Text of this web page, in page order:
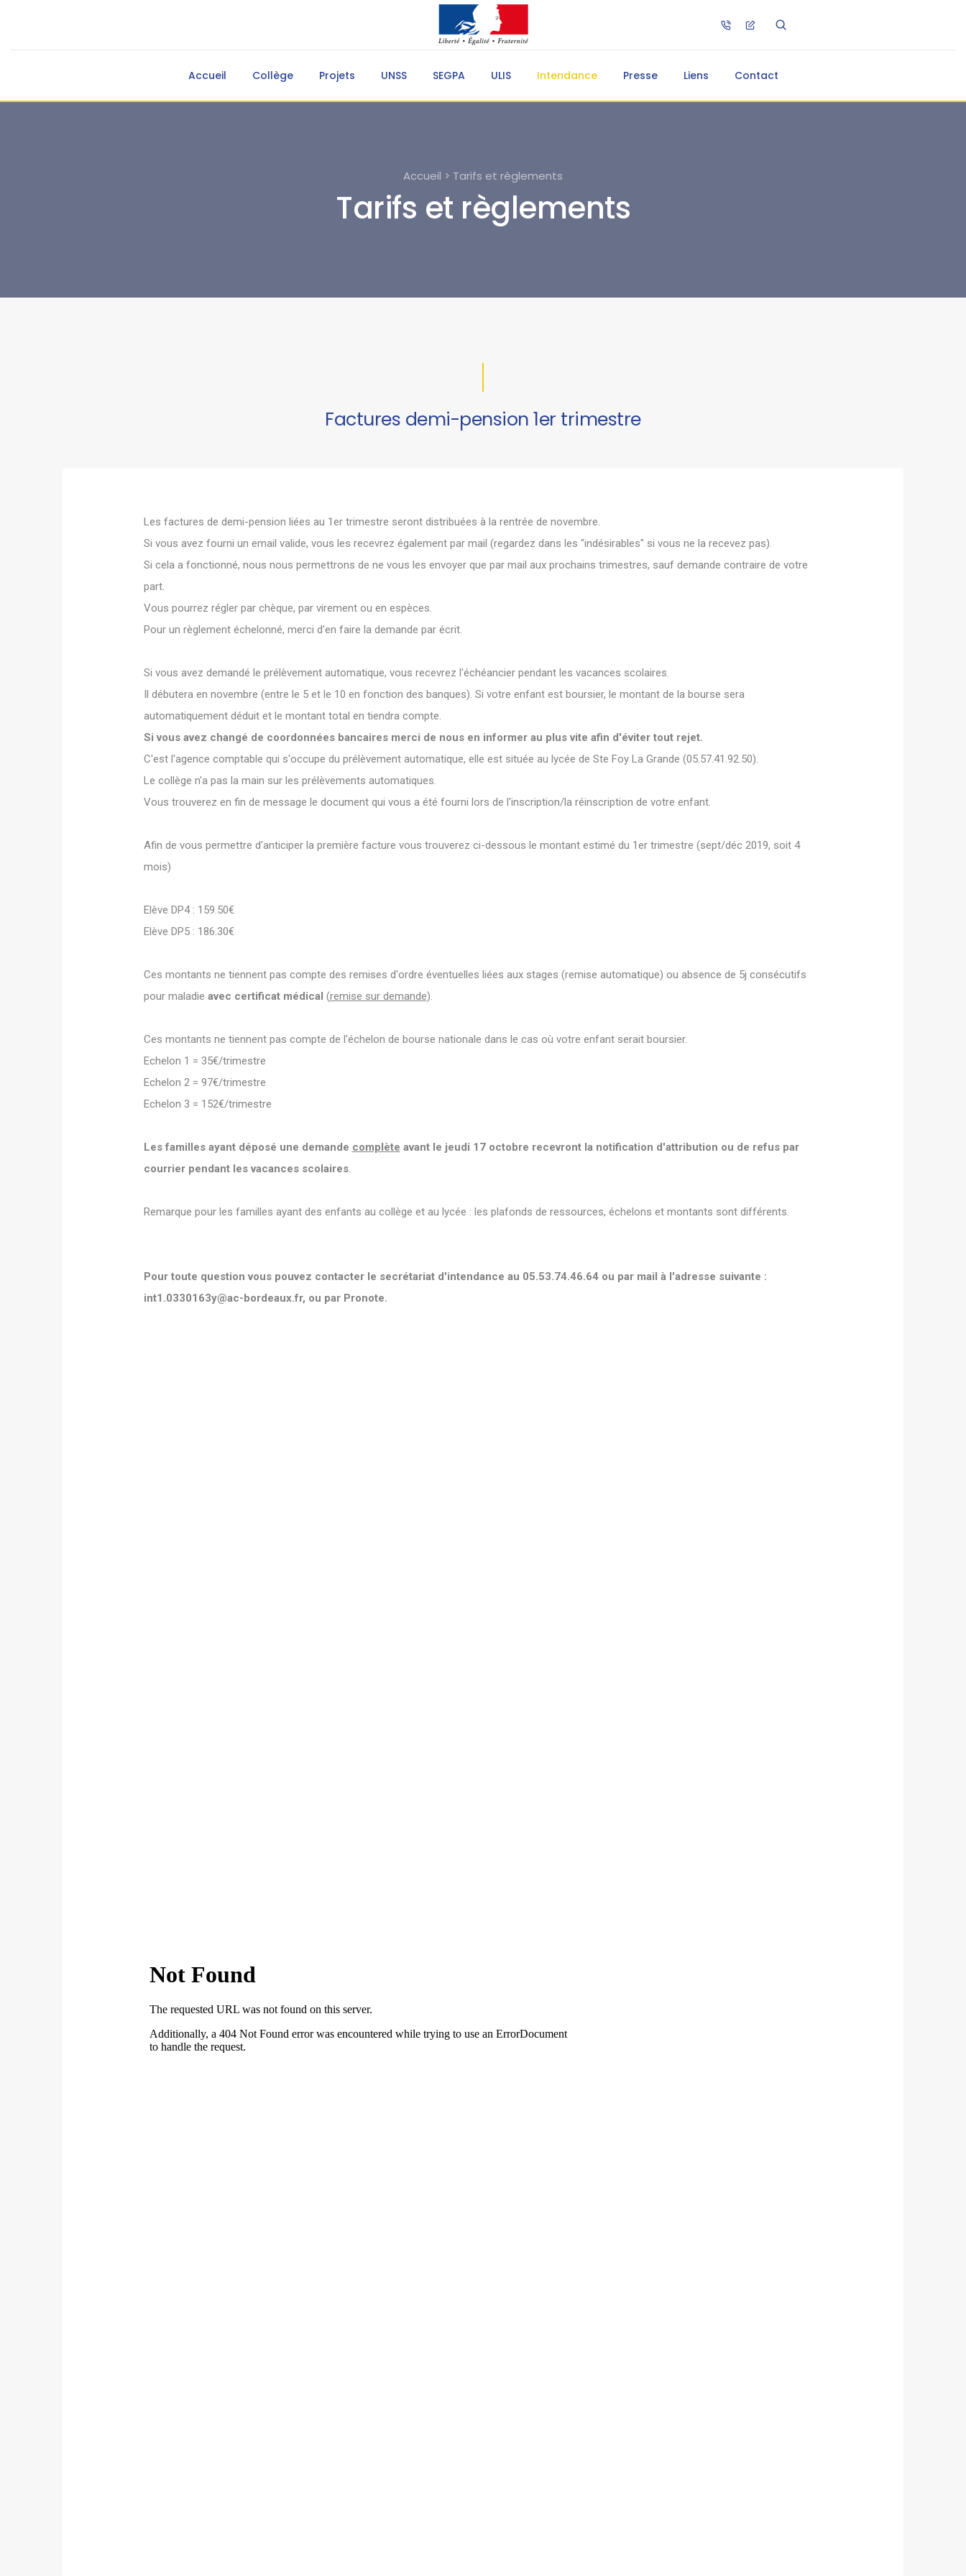
Accueil Collège Projets UNSS SEGPA ULIS Intendance Presse Liens Contact
Accueil > Tarifs et règlements
Tarifs et règlements
Factures demi-pension 1er trimestre
Les factures de demi-pension liées au 1er trimestre seront distribuées à la rentrée de novembre.
Si vous avez fourni un email valide, vous les recevrez également par mail (regardez dans les "indésirables" si vous ne la recevez pas).
Si cela a fonctionné, nous nous permettrons de ne vous les envoyer que par mail aux prochains trimestres, sauf demande contraire de votre
part.
Vous pourrez régler par chèque, par virement ou en espèces.
Pour un règlement échelonné, merci d'en faire la demande par écrit.
Si vous avez demandé le prélèvement automatique, vous recevrez l'échéancier pendant les vacances scolaires.
Il débutera en novembre (entre le 5 et le 10 en fonction des banques). Si votre enfant est boursier, le montant de la bourse sera
automatiquement déduit et le montant total en tiendra compte.
Si vous avez changé de coordonnées bancaires merci de nous en informer au plus vite afin d'éviter tout rejet.
C'est l'agence comptable qui s'occupe du prélèvement automatique, elle est située au lycée de Ste Foy La Grande (05.57.41.92.50).
Le collège n'a pas la main sur les prélèvements automatiques.
Vous trouverez en fin de message le document qui vous a été fourni lors de l'inscription/la réinscription de votre enfant.
Afin de vous permettre d'anticiper la première facture vous trouverez ci-dessous le montant estimé du 1er trimestre (sept/déc 2019, soit 4
mois)
Elève DP4 : 159.50€
Elève DP5 : 186.30€
Ces montants ne tiennent pas compte des remises d'ordre éventuelles liées aux stages (remise automatique) ou absence de 5j consécutifs
pour maladie avec certificat médical (remise sur demande).
Ces montants ne tiennent pas compte de l'échelon de bourse nationale dans le cas où votre enfant serait boursier.
Echelon 1 = 35€/trimestre
Echelon 2 = 97€/trimestre
Echelon 3 = 152€/trimestre
Les familles ayant déposé une demande complète avant le jeudi 17 octobre recevront la notification d'attribution ou de refus par
courrier pendant les vacances scolaires.
Remarque pour les familles ayant des enfants au collège et au lycée : les plafonds de ressources, échelons et montants sont différents.
Pour toute question vous pouvez contacter le secrétariat d'intendance au 05.53.74.46.64 ou par mail à l'adresse suivante :
int1.0330163y@ac-bordeaux.fr, ou par Pronote.